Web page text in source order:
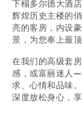
下榻多尔德大酒
辉煌历史主楼的
亮的客房，内设
景，为您奉上最
在我们的高级套
感，或富丽迷人
求、心情和品味
深度放松身心，享